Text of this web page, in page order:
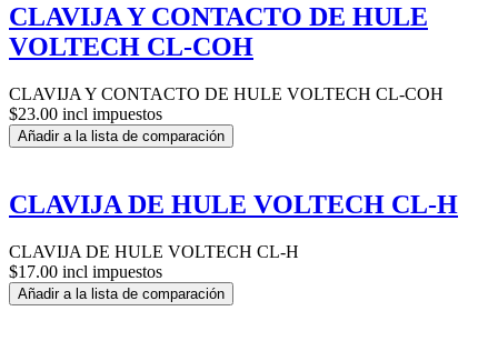
CLAVIJA Y CONTACTO DE HULE
VOLTECH CL-COH
CLAVIJA Y CONTACTO DE HULE VOLTECH CL-COH
$23.00 incl impuestos
Añadir a la lista de comparación
CLAVIJA DE HULE VOLTECH CL-H
CLAVIJA DE HULE VOLTECH CL-H
$17.00 incl impuestos
Añadir a la lista de comparación